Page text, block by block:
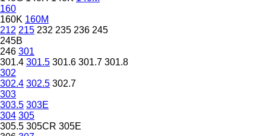
160
160K 160M
212 215 232 235 236 245
245B
246 301
301.4 301.5 301.6 301.7 301.8
302
302.4 302.5 302.7
303
303.5 303E
304 305
305.5 305CR 305E